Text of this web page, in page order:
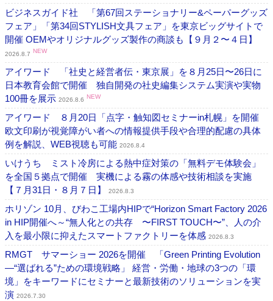
ビジネスガイド社 「第67回ステーショナリー&ペーパーグッズ
フェア」「第34回STYLISH文具フェア」を東京ビッグサイトで
開催 OEMやオリジナルグッズ製作の商談も【９月２〜４日】
2026.8.7 NEW
アイワード 「社史と経営者伝・東京展」を８月25日〜26日に
日本教育会館で開催 独自開発の社史編集システム実演や実物
100冊を展示 2026.8.6 NEW
アイワード ８月20日「点字・触知図セミナーin札幌」を開催
欧文印刷が視覚障がい者への情報提供手段や合理的配慮の具体
例を解説、WEB視聴も可能 2026.8.4
いけうち ミスト冷房による熱中症対策の「無料デモ体験会」
を全国５拠点で開催 実機による霧の体感や技術相談を実施
【７月31日・８月７日】
2026.8.3
ホリゾン 10月、びわこ工場内HIPで“Horizon Smart Factory 2026
in HIP開催へ～“無人化との共存 〜FIRST TOUCH〜”、人の介
入を最小限に抑えたスマートファクトリーを体感 2026.8.3
RMGT サマーショー 2026を開催 「Green Printing Evolution
―“選ばれる”ための環境戦略」 経営・労働・地球の3つの「環
境」をキーワードにセミナーと最新技術のソリューションを実
演 2026.7.30